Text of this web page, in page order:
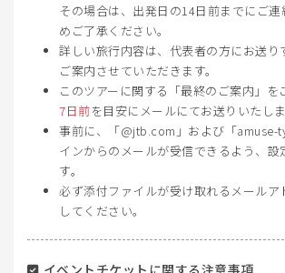
その場合は、出発日の14日前までにご
めご了承ください。
詳しい旅行内容は、代表者の方にお送り
ご案内させていただきます。
このツアーに関する「最終のご案内」を
7日前を目安にメールにてお送りいたしま
事前に、「@jtb.com」および「amuse-
インからのメールが受信できるよう、設
す。
必ず添付ファイルが受け取れるメールア
してください。
イベントチケットに関する注意事項